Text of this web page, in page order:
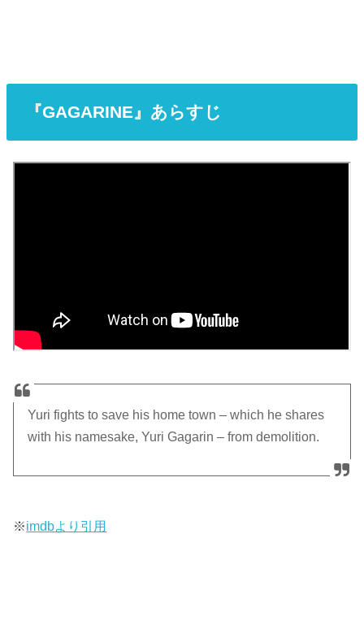
『GAGARINE』あらすじ
Yuri fights to save his home town – which he shares
with his namesake, Yuri Gagarin – from demolition.
※imdbより引用